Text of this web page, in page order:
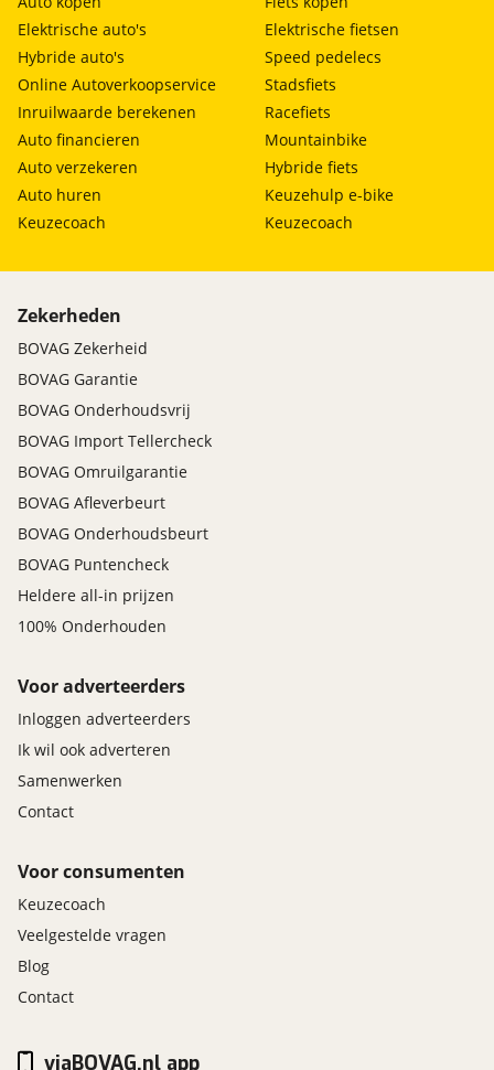
Elektrische auto's
Hybride auto's
Online Autoverkoopservice
Inruilwaarde berekenen
Auto financieren
Auto verzekeren
Auto huren
Keuzecoach
Elektrische fietsen
Speed pedelecs
Stadsfiets
Racefiets
Mountainbike
Hybride fiets
Keuzehulp e-bike
Keuzecoach
Zekerheden
BOVAG Zekerheid
BOVAG Garantie
BOVAG Onderhoudsvrij
BOVAG Import Tellercheck
BOVAG Omruilgarantie
BOVAG Afleverbeurt
BOVAG Onderhoudsbeurt
BOVAG Puntencheck
Heldere all-in prijzen
100% Onderhouden
Voor adverteerders
Inloggen adverteerders
Ik wil ook adverteren
Samenwerken
Contact
Voor consumenten
Keuzecoach
Veelgestelde vragen
Blog
Contact
viaBOVAG.nl app